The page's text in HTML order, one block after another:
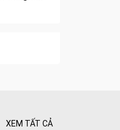
XEM TẤT CẢ